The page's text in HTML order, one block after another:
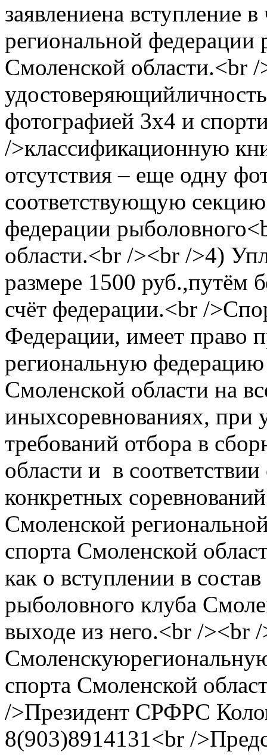
заявлениена вступление
региональной федерации
Смоленской области.<br
фотографией 3x4 и
/>классификационную
отсутствия – еще одну
соответствующую
федерации
области.<br /><br />4)
размере 1500 руб.,путём
счёт федерации.<br /
Федерации, имеет право
региональную
Смоленской области на
иныхсоревнованиях, при
требований отбора в
области и в
конкретных
Смоленской
спорта Смоленской
как о вступлении в
рыболовного клуба
выходе из него.<br /><br
спорта Смоленской
/>Президент СРФРС
8(903)8914131<br /